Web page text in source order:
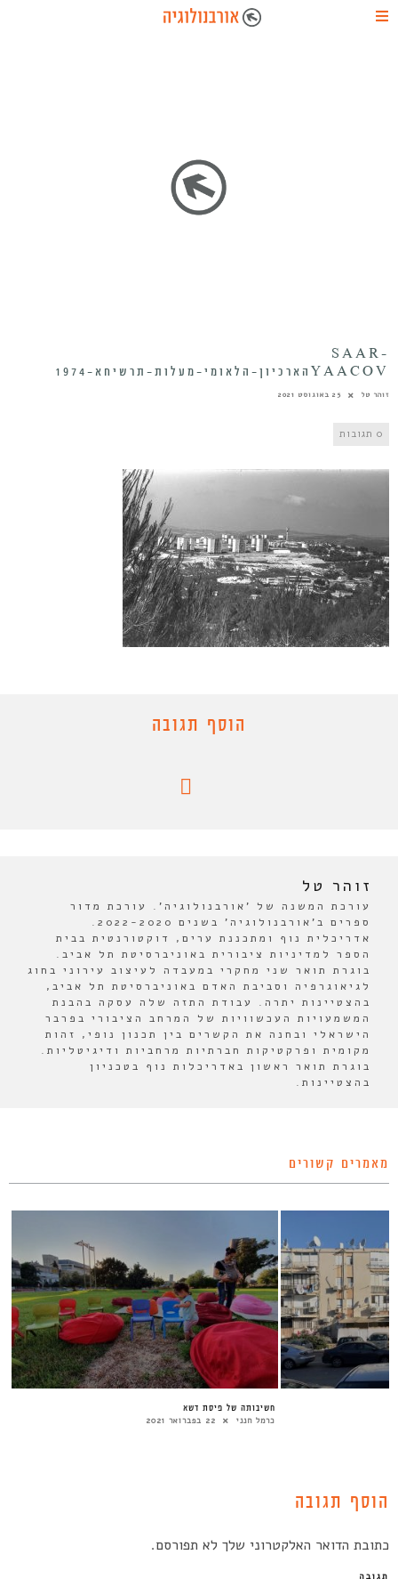
SAAR-
YAACOVהארכיון-הלאומי-מעלות-תרשיחא-1974
זוהר טל 25 באוגוסט 2021
0 תגובות
הוסף תגובה
זוהר טל
עורכת המשנה של 'אורבנולוגיה'. עורכת מדור
ספרים ב'אורבנולוגיה' בשנים 2022-2020.
אדריכלית נוף ומתכננת ערים, דוקטורנטית בבית
הספר למדיניות ציבורית באוניברסיטת תל אביב.
בוגרת תואר שני מחקרי במעבדה לעיצוב עירוני בחוג
לגיאוגרפיה וסביבת האדם באוניברסיטת תל אביב,
בהצטיינות יתרה. עבודת התזה שלה עסקה בהבנת
המשמעויות העכשוויות של המרחב הציבורי בפרבר
הישראלי ובחנה את הקשרים בין תכנון נופי, זהות
מקומית ופרקטיקות חברתיות מרחביות ודיגיטליות.
בוגרת תואר ראשון באדריכלות נוף בטכניון
בהצטיינות.
מאמרים קשורים
חשיבותה של פיסת דשא
כרמל חנני 22 בפברואר 2021
הוסף תגובה
כתובת הדואר האלקטרוני שלך לא תפורסם.
תגובה